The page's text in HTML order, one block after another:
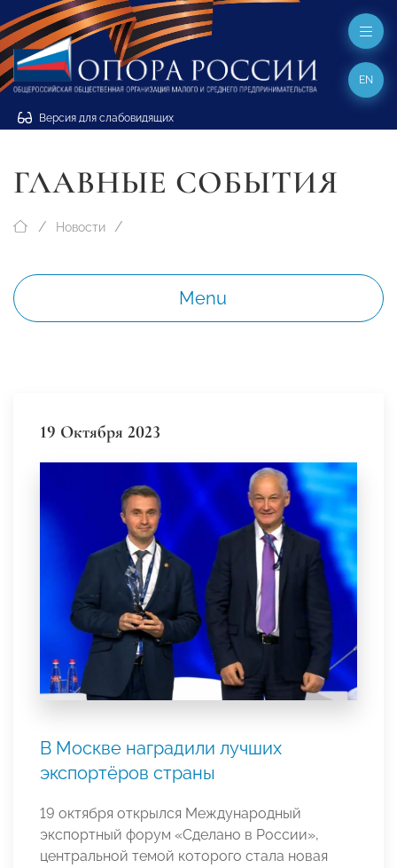
Версия для слабовидящих
EN
ГЛАВНЫЕ СОБЫТИЯ
Новости
Menu
19 Октября 2023
В Москве наградили лучших
экспортёров страны
19 октября открылся Международный
экспортный форум «Сделано в России»,
центральной темой которого стала новая